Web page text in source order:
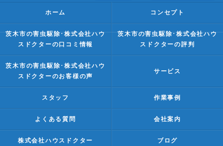
ホーム コンセプト
茨木市の害虫駆除･株式会社ハウ
スドクターの口コミ情報
茨木市の害虫駆除･株式会社ハウ
スドクターの評判
茨木市の害虫駆除･株式会社ハウ
スドクターのお客様の声
サービス
スタッフ 作業事例
よくある質問 会社案内
株式会社ハウスドクター ブログ